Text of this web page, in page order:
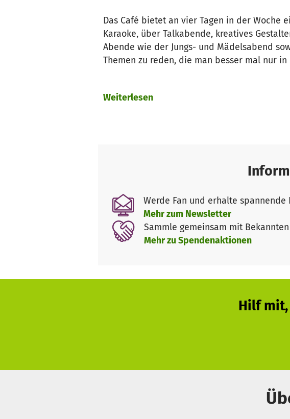
Das Café bietet an vier Tagen in der Woche
Karaoke, über Talkabende, kreatives
Abende wie der Jungs- und Mädelsabend
Themen zu reden, die man besser mal nur
geben Snacks raus, sondern sorgen auch
Projekte im Café aufzubringen. Wir freuen
Weiterlesen
Werde Fan und erhalte
Mehr zum Newsletter
Sammle gemeinsam mit
Mehr zu Spendenaktionen
Hilf